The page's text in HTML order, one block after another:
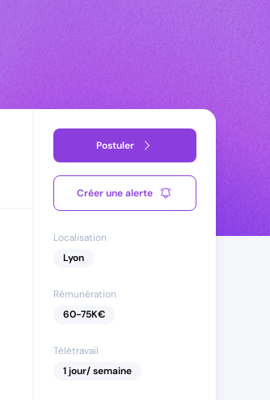
Postuler
Créer une alerte
Localisation
Lyon
Rémunération
60-75K€
Télétravail
1 jour/ semaine